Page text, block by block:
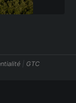
| GTC